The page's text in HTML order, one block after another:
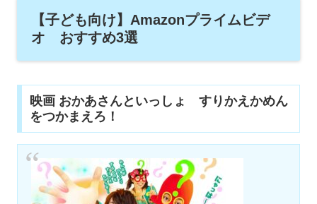
【子ども向け】Amazonプライムビデ
オ おすすめ3選
映画 おかあさんといっしょ すりかえかめん
をつかまえろ！